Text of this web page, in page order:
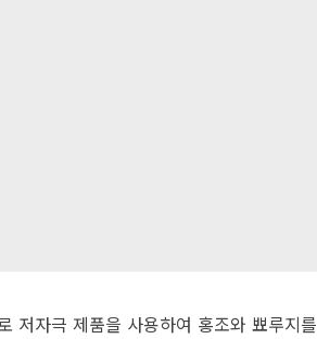
저자극 제품을 사용하여 홍조와 뾰루지를